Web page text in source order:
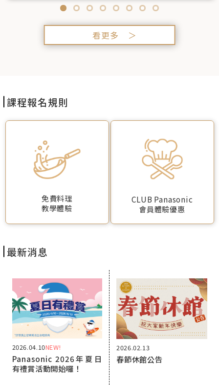
看更多 ＞
課程報名規則
免費料理
教學體驗
CLUB Panasonic
會員體驗優惠
最新消息
2026.04.10NEW!
Panasonic 2026年夏日
有禮賞活動開始囉！
2026.02.13
春節休館公告